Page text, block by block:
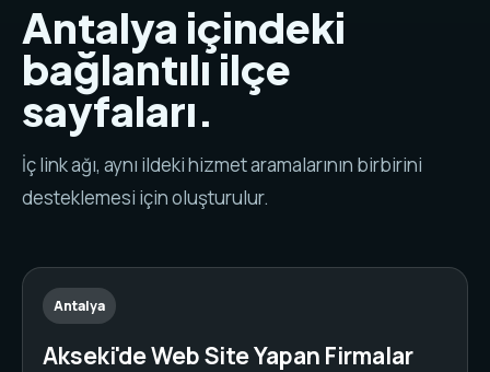
Antalya içindeki
bağlantılı ilçe
sayfaları.
İç link ağı, aynı ildeki hizmet aramalarının birbirini
desteklemesi için oluşturulur.
Antalya
Akseki'de Web Site Yapan Firmalar